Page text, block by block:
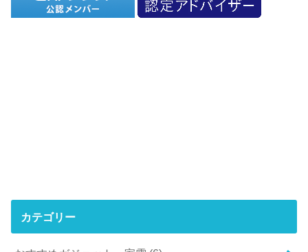
カテゴリー